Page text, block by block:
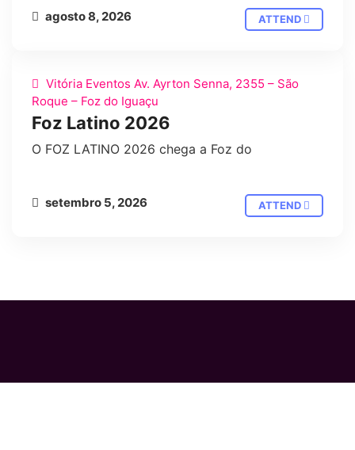
agosto 8, 2026 ATTEND
CONGRESSO PARTY
Vitória Eventos Av. Ayrton Senna, 2355 – São
Roque – Foz do Iguaçu
Foz Latino 2026
O FOZ LATINO 2026 chega a Foz do
setembro 5, 2026 ATTEND